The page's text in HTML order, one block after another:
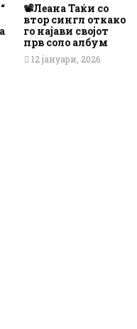
📽️Леана Таќи со
втор сингл откако
го најави својот
прв соло албум
12 јануари, 2026